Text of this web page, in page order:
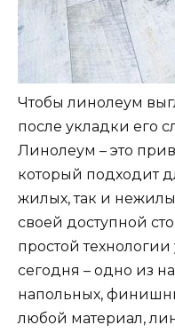
Чтобы линолеум
после укладки его
Линолеум – это
который подходит
жилых, так и
своей доступной
простой
сегодня – одно из
напольных,
любой материал,